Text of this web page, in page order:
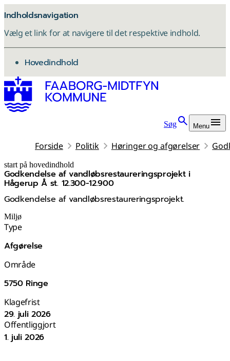
Indholdsnavigation
Vælg et link for at navigere til det respektive indhold.
gå til
Hovedindhold
Søg Menu
Forside Politik Høringer og afgørelser
start på hovedindhold
Godkendelse af vandløbsrestaureringsprojekt i
Hågerup Å st. 12.300-12.900
Godkendelse af vandløbsrestaureringsprojekt.
senest opdateret 1. juli 2026
Miljø
Type
Afgørelse
Område
5750 Ringe
Klagefrist
29. juli 2026
Offentliggjort
1. juli 2026